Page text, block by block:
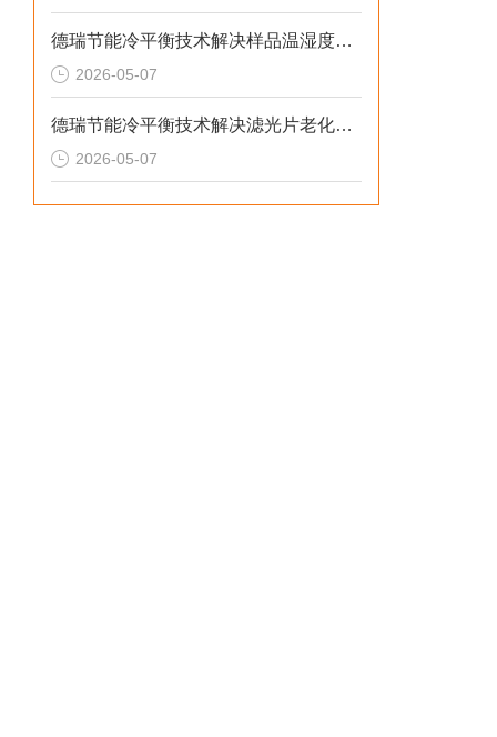
德瑞节能冷平衡技术解决样品温湿度失控与老化机理失真的2026选型标准
2026-05-07
德瑞节能冷平衡技术解决滤光片老化无预警与校准停机损失的2026选型标准
2026-05-07